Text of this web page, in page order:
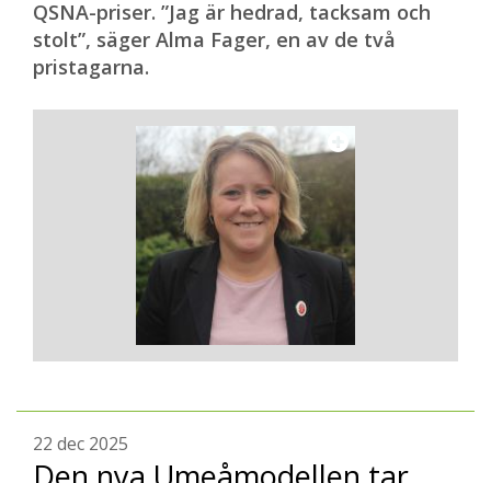
QSNA-priser. ”Jag är hedrad, tacksam och
stolt”, säger Alma Fager, en av de två
pristagarna.
22 dec 2025